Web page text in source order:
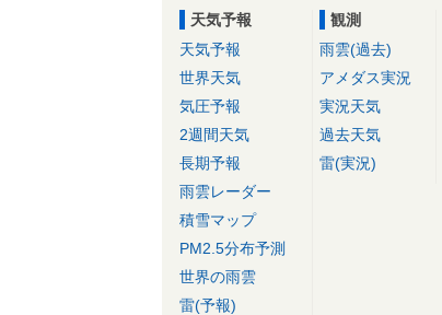
天気予報
天気予報
世界天気
気圧予報
2週間天気
長期予報
雨雲レーダー
積雪マップ
PM2.5分布予測
世界の雨雲
雷(予報)
観測
雨雲(過去)
アメダス実況
実況天気
過去天気
雷(実況)